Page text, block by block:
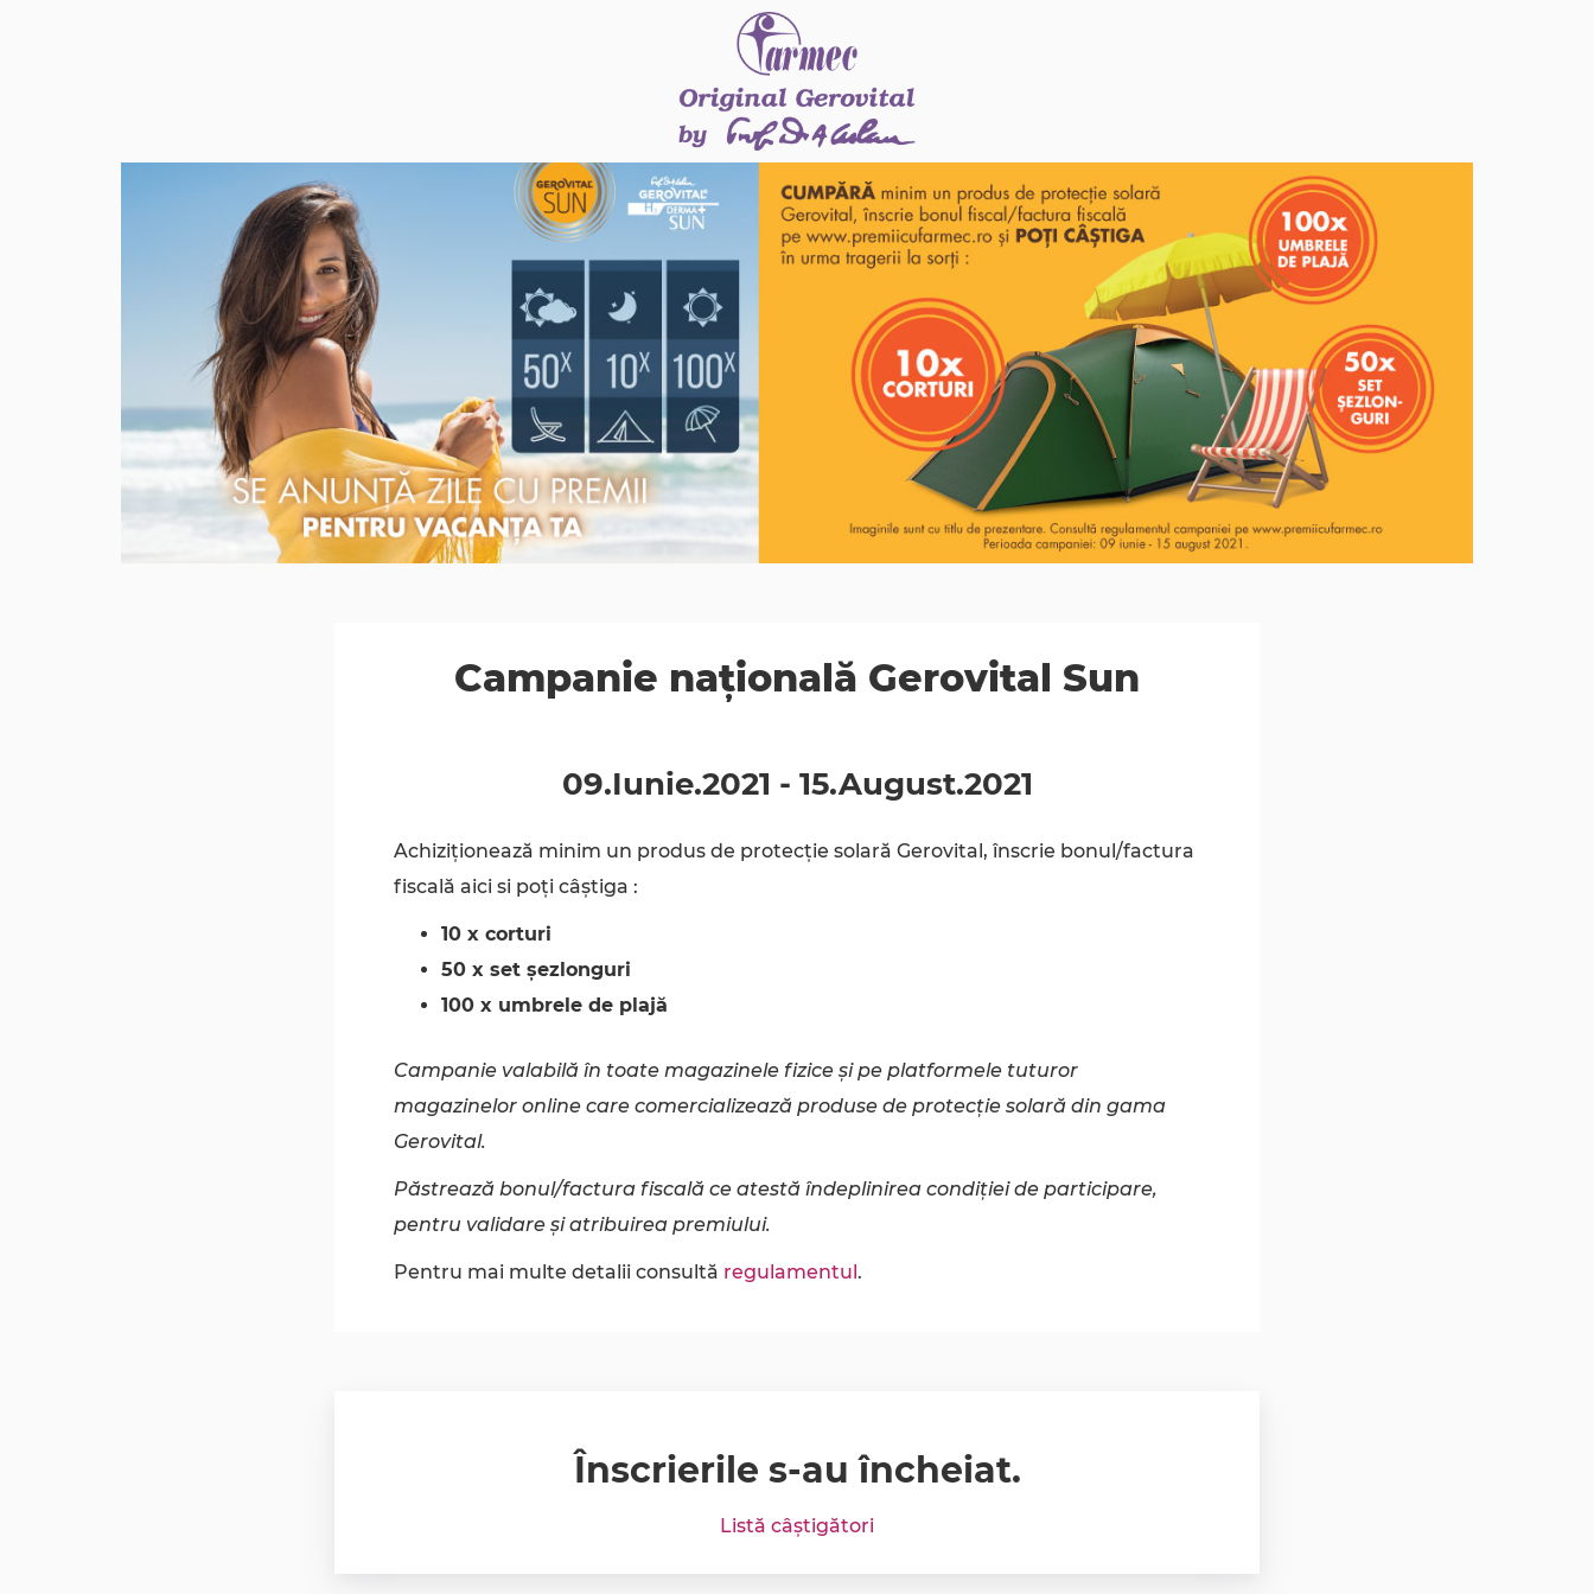
Campanie națională Gerovital Sun
09.Iunie.2021 - 15.August.2021
Achiziționează minim un produs de protecție solară Gerovital, înscrie bonul/factura
fiscală aici si poți câștiga :
10 x corturi
50 x set șezlonguri
100 x umbrele de plajă
Campanie valabilă în toate magazinele fizice și pe platformele tuturor
magazinelor online care comercializează produse de protecție solară din gama
Gerovital.
Păstrează bonul/factura fiscală ce atestă îndeplinirea condiției de participare,
pentru validare și atribuirea premiului.
Pentru mai multe detalii consultă regulamentul .
Înscrierile s-au încheiat.
Listă câștigători